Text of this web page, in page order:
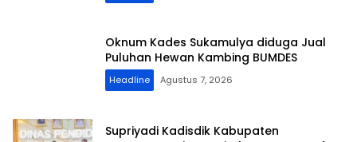
Oknum Kades Sukamulya diduga Jual
Puluhan Hewan Kambing BUMDES
Headline Agustus 7, 2026
Supriyadi Kadisdik Kabupaten